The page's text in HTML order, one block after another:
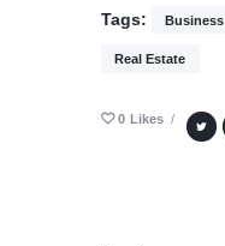
Tags: Business
Real Estate
0 Likes